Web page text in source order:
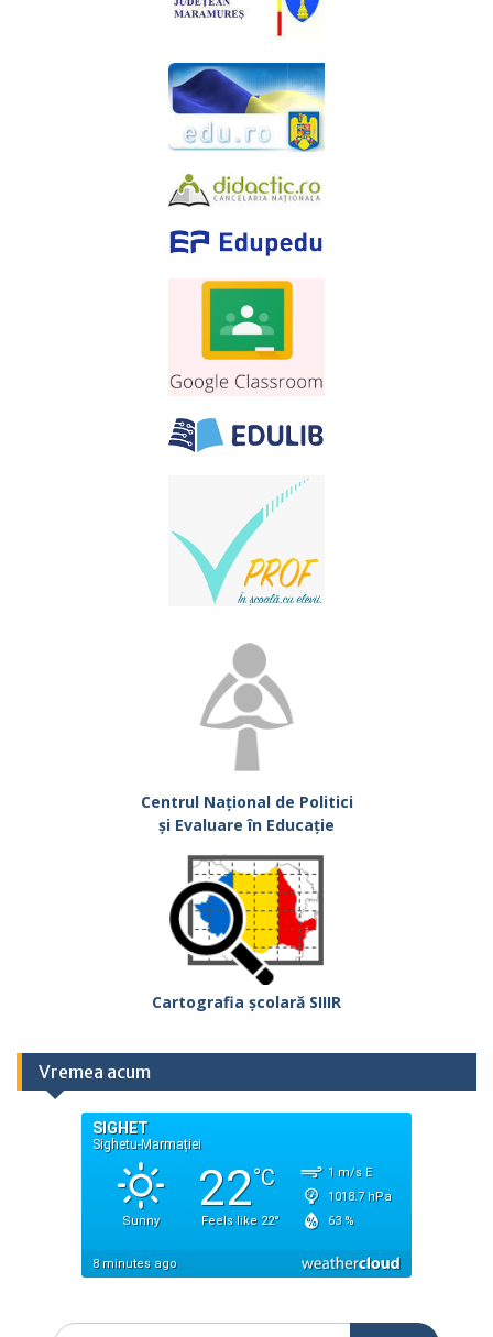
Centrul Național de Politici
și Evaluare în Educație
Cartografia școlară SIIIR
Vremea acum